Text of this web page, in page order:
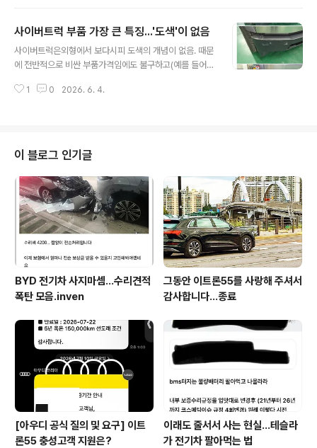
대신 코일 서스meritocrat.tistory.com 이후로 인도 상
태에 돌입한구체 실물 사진들이쏟아지기 시작했음. 대충
스샷을 찍어보면... 휠(크기 및 디자인 변경)이랑시트(직물)
렁크도 없는 걸로 암.또한 스피커도 갯수가 절반 수준으로
사이버트럭 부품 가장 큰 특징...'도색'이 없음
사이버트럭은외형에서 보다시피 도색의 개념이 없음. 때문
에 전반적으로 비싼 부품가격임에도 불구하고(예를 들어
다 싼 부품도 있음.예를 들어 범퍼의 경우 플라스틱 단일 품
좋게도(?) 플라스틱 부분만 긁은 사례인 듯.때문에 플라스
틱 복원으로 해결이 가능할 것으로 보임. 처음에는 범퍼를
교체할 생각이었던 것 같은데,비용이 진짜 ㅋㅋ https://bl
og.naver.com/vol87/224305663693 테슬라 사이
버트럭 FSD 사고 범퍼 복원 교체 수리주차장에서 FSD로
차..
1 0 2026. 6. 4.
이 블로그 인기글
BYD 전기차 사지마셈...수리견적
폭탄 모음.inven
그동안 이트론55를 사랑해 주셔서
감사합니다...종료
[아우디 공식 질의 및 요구] 이트
론55 충성고객 지원은?
이래도 줄서서 사는 현실…테슬라
가 전기차 팔아먹는 법